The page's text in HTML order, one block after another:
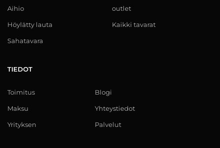
Aihio
Höylätty lauta
Sahatavara
outlet
Kaikki tavarat
TIEDOT
Toimitus
Maksu
Yrityksen
Blogi
Yhteystiedot
Palvelut